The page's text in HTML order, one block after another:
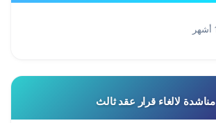
مناشدة لالغاء قرار عقد ثالث